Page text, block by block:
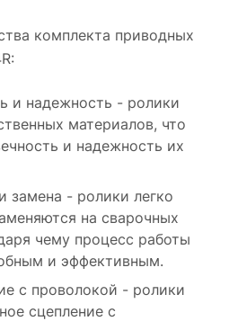
комплекта приводных
и надежность - ролики
материалов, что
и надежность их
замена - ролики легко
на сварочных
чему процесс работы
и эффективным.
с проволокой - ролики
сцепление с